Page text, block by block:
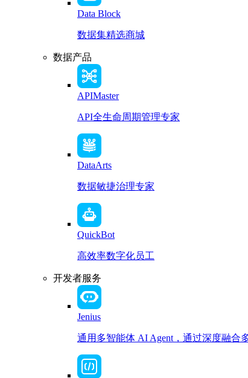
Data Block
数据集精选商城
数据产品
APIMaster
API全生命周期管理专家
DataArts
数据敏捷治理专家
QuickBot
高效率数字化员工
开发者服务
Jenius
通用多智能体 AI Agent，通过深度融合